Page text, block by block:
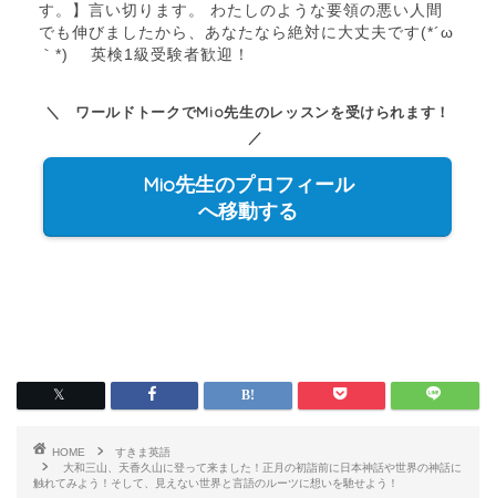
す。】言い切ります。 わたしのような要領の悪い人間
でも伸びましたから、あなたなら絶対に大丈夫です(*´ω
｀*) 英検1級受験者歓迎！
＼ ワールドトークでMio先生のレッスンを受けられます！
／
Mio先生のプロフィール
へ移動する
HOME
すきま英語
大和三山、天香久山に登って来ました！正月の初詣前に日本神話や世界の神話に
触れてみよう！そして、見えない世界と言語のルーツに想いを馳せよう！